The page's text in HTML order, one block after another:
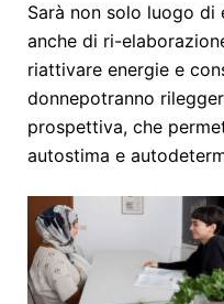
Sarà non solo luogo di
anche di ri-
riattivare energie e
donnepotranno
prospettiva, che
autostima e